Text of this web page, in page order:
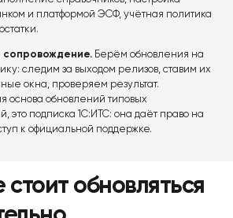
и платформой ЭСФ, учётная политика
сопровождение. Берём обновления на
следим за выходом релизов, ставим их
окна, проверяем результат.
основа обновлений типовых
это подписка 1С:ИТС: она даёт право на
к официальной поддержке.
обновляться